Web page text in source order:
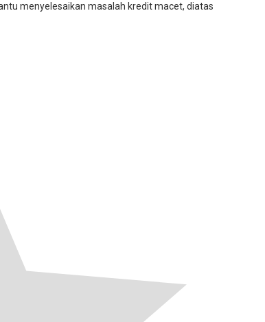
menyelesaikan masalah kredit macet, diatas